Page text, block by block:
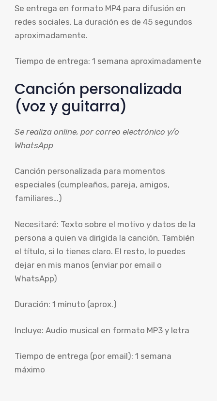
Se entrega en formato MP4 para difusión en
redes sociales. La duración es de 45 segundos
aproximadamente.
Tiempo de entrega: 1 semana aproximadamente
Canción personalizada
(voz y guitarra)
Se realiza online, por correo electrónico y/o
WhatsApp
Canción personalizada para momentos
especiales (cumpleaños, pareja, amigos,
familiares…)
Necesitaré: Texto sobre el motivo y datos de la
persona a quien va dirigida la canción. También
el título, si lo tienes claro. El resto, lo puedes
dejar en mis manos (enviar por email o
WhatsApp)
Duración: 1 minuto (aprox.)
Incluye: Audio musical en formato MP3 y letra
Tiempo de entrega (por email): 1 semana
máximo